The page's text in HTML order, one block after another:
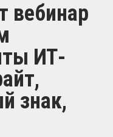
вебинар
ИТ-
знак,